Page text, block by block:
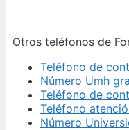
Otros teléfonos de
Teléfono de
Número Umh
Teléfono de
Teléfono
Número